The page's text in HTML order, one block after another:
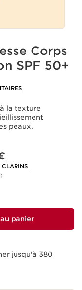
Corps
SPF 50+
la texture
peaux.
CLARINS
panier
jusqu'à 380